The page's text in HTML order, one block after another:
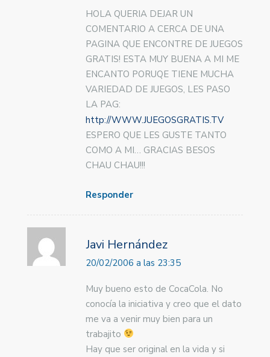
HOLA QUERIA DEJAR UN
COMENTARIO A CERCA DE UNA
PAGINA QUE ENCONTRE DE JUEGOS
GRATIS! ESTA MUY BUENA A MI ME
ENCANTO PORUQE TIENE MUCHA
VARIEDAD DE JUEGOS, LES PASO
LA PAG:
http://WWW.JUEGOSGRATIS.TV
ESPERO QUE LES GUSTE TANTO
COMO A MI… GRACIAS BESOS
CHAU CHAU!!!
Responder
Javi Hernández
20/02/2006 a las 23:35
Muy bueno esto de CocaCola. No
conocía la iniciativa y creo que el dato
me va a venir muy bien para un
trabajito
Hay que ser original en la vida y si